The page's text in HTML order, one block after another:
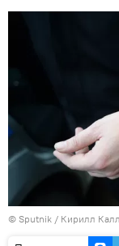
© Sputnik / Кирилл